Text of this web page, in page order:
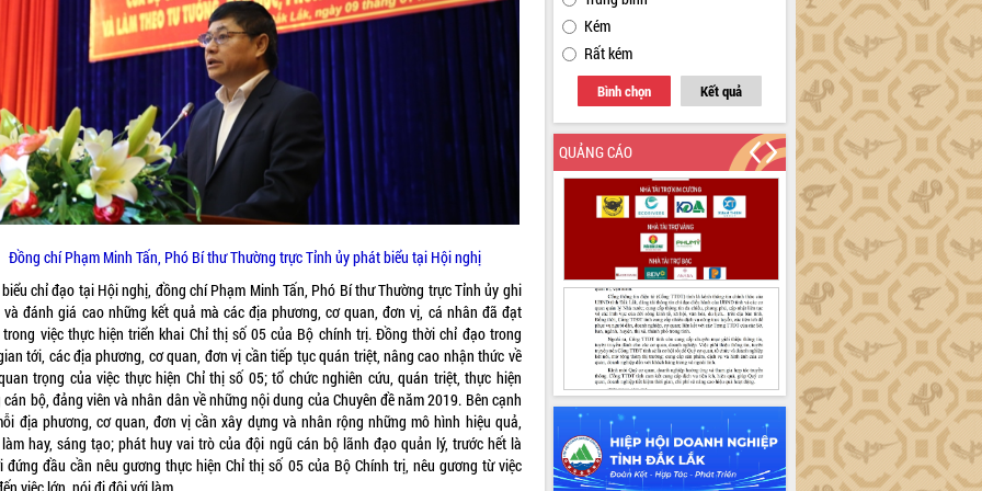
Đồng chí Phạm Minh Tấn, Phó Bí thư Thường trực Tỉnh ủy phát biểu tại Hội nghị
chỉ đạo tại Hội nghị, đồng chí Phạm Minh Tấn, Phó Bí thư Thường trực Tỉnh ủy ghi
và đánh giá cao những kết quả mà các địa phương, cơ quan, đơn vị, cá nhân đã đạt
trong việc thực hiện triển khai Chỉ thị số 05 của Bộ chính trị. Đồng thời chỉ đạo trong
tới, các địa phương, cơ quan, đơn vị cần tiếp tục quán triệt, nâng cao nhận thức về
trọng của việc thực hiện Chỉ thị số 05; tổ chức nghiên cứu, quán triệt, thực hiện
bộ, đảng viên và nhân dân về những nội dung của Chuyên đề năm 2019. Bên cạnh
địa phương, cơ quan, đơn vị cần xây dựng và nhân rộng những mô hình hiệu quả,
hay, sáng tạo; phát huy vai trò của đội ngũ cán bộ lãnh đạo quản lý, trước hết là
đứng đầu cần nêu gương thực hiện Chỉ thị số 05 của Bộ Chính trị, nêu gương từ việc
việc lớn, nói đi đôi với làm…
Kém
Rất kém
Bình chọn Kết quả
QUẢNG CÁO